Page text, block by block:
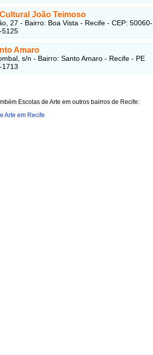
João Teimoso
27 - Bairro: Boa Vista - Recife - CEP:
5125
Amaro
s/n - Bairro: Santo Amaro - Recife - PE
1713
Escolas de Arte em outros bairros de Recife:
Arte em Recife